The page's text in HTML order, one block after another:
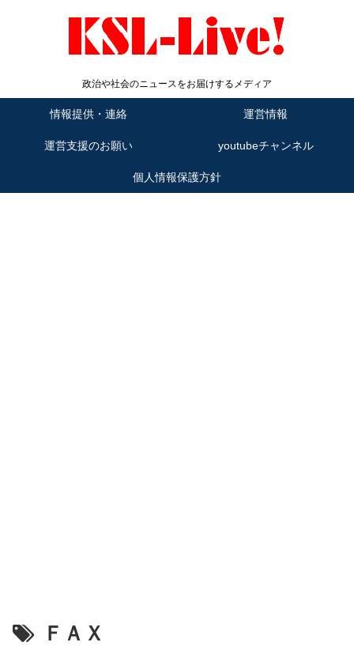
政治や社会のニュースをお届けするメディア
情報提供・連絡 運営情報
運営支援のお願い youtubeチャンネル
個人情報保護方針
ＦＡＸ